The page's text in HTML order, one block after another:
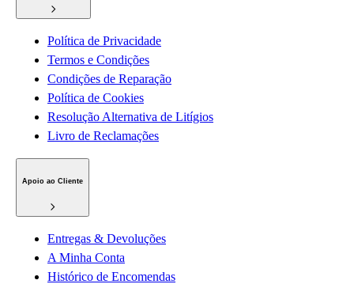
Política de Privacidade
Termos e Condições
Condições de Reparação
Política de Cookies
Resolução Alternativa de Litígios
Livro de Reclamações
Apoio ao Cliente
Entregas & Devoluções
A Minha Conta
Histórico de Encomendas